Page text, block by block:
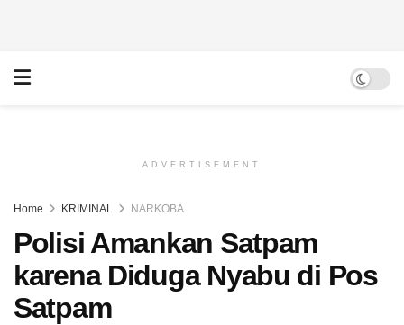
ADVERTISEMENT
Home KRIMINAL NARKOBA
Polisi Amankan Satpam
karena Diduga Nyabu di Pos
Satpam